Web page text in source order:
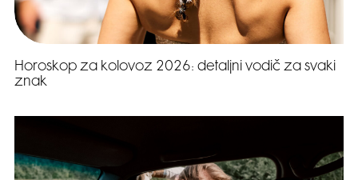
Horoskop za kolovoz 2026: detaljni vodič za svaki
znak